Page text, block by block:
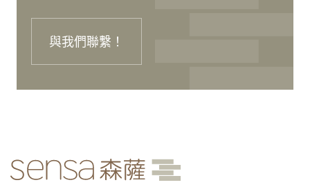
與我們聯繫！